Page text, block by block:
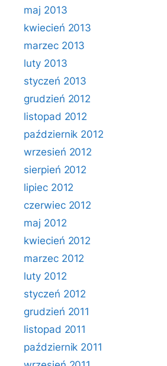
maj 2013
kwiecień 2013
marzec 2013
luty 2013
styczeń 2013
grudzień 2012
listopad 2012
październik 2012
wrzesień 2012
sierpień 2012
lipiec 2012
czerwiec 2012
maj 2012
kwiecień 2012
marzec 2012
luty 2012
styczeń 2012
grudzień 2011
listopad 2011
październik 2011